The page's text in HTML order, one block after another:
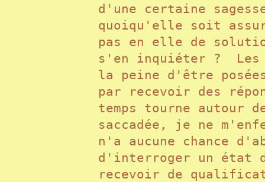
d'une certaine
quoiqu'elle soit
pas en elle de
s'en inquiéter ? Les
la peine d'être
par recevoir des
temps tourne autour
saccadée, je ne
n'a aucune chance
d'interroger un état
recevoir de